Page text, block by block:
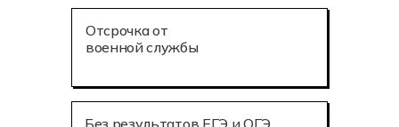
Отсрочка от
военной службы
Без результатов ЕГЭ и ОГЭ,